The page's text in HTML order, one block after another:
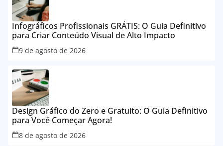
Infográficos Profissionais GRÁTIS: O Guia Definitivo
para Criar Conteúdo Visual de Alto Impacto
9 de agosto de 2026
Design Gráfico do Zero e Gratuito: O Guia Definitivo
para Você Começar Agora!
8 de agosto de 2026